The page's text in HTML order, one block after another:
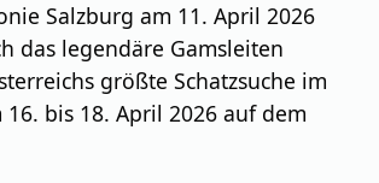
Salzburg am 11. April 2026
das legendäre Gamsleiten
größte Schatzsuche im
16. bis 18. April 2026 auf dem